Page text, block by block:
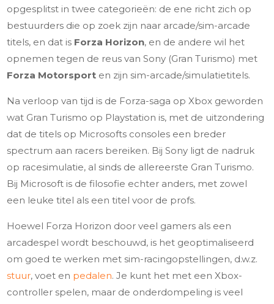
opgesplitst in twee categorieën: de ene richt zich op
bestuurders die op zoek zijn naar arcade/sim-arcade
titels, en dat is Forza Horizon, en de andere wil het
opnemen tegen de reus van Sony (Gran Turismo) met
Forza Motorsport en zijn sim-arcade/simulatietitels.
Na verloop van tijd is de Forza-saga op Xbox geworden
wat Gran Turismo op Playstation is, met de uitzondering
dat de titels op Microsofts consoles een breder
spectrum aan racers bereiken. Bij Sony ligt de nadruk
op racesimulatie, al sinds de allereerste Gran Turismo.
Bij Microsoft is de filosofie echter anders, met zowel
een leuke titel als een titel voor de profs.
Hoewel Forza Horizon door veel gamers als een
arcadespel wordt beschouwd, is het geoptimaliseerd
om goed te werken met sim-racingopstellingen, d.w.z.
stuur, voet en pedalen. Je kunt het met een Xbox-
controller spelen, maar de onderdompeling is veel